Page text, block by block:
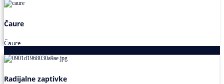
Čaure
Čaure
Radijalne zaptivke